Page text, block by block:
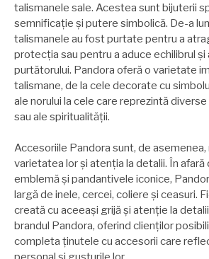
talismanele sale. Acestea sunt bijuterii
semnificație și putere simbolică. De-a
talismanele au fost purtate pentru a
protecția sau pentru a aduce echilibrul și
purtătorului. Pandora oferă o varietate
talismane, de la cele decorate cu
ale norului la cele care reprezintă
sau ale spiritualității.
Accesoriile Pandora sunt, de asemenea,
varietatea lor și atenția la detalii. În afară
emblemă și pandantivele iconice,
largă de inele, cercei, coliere și ceasuri.
creată cu aceeași grijă și atenție la
brandul Pandora, oferind clienților
completa ținutele cu accesorii care